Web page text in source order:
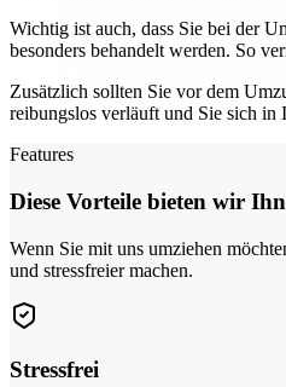
Wichtig ist auch, dass Sie bei der
besonders behandelt werden. So
Zusätzlich sollten Sie vor dem
reibungslos verläuft und Sie sich in
Features
Diese Vorteile bieten wir
Wenn Sie mit uns umziehen
und stressfreier machen.
Stressfrei